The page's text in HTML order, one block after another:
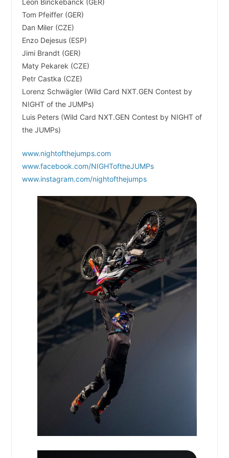
Leon Binckebanck (GER)
Tom Pfeiffer (GER)
Dan Miler (CZE)
Enzo Dejesus (ESP)
Jimi Brandt (GER)
Maty Pekarek (CZE)
Petr Castka (CZE)
Lorenz Schwägler (Wild Card NXT.GEN Contest by
NIGHT of the JUMPs)
Luis Peters (Wild Card NXT.GEN Contest by NIGHT of
the JUMPs)
www.nightofthejumps.com
www.facebook.com/NIGHToftheJUMPs
www.instagram.com/nightofthejumps